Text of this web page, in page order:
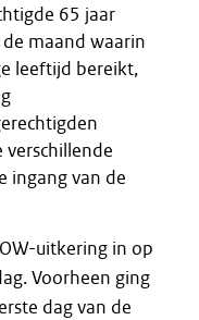
65 jaar
maand waarin
leeftijd bereikt,
ingang van de
uitkering in op
Voorheen ging
dag van de